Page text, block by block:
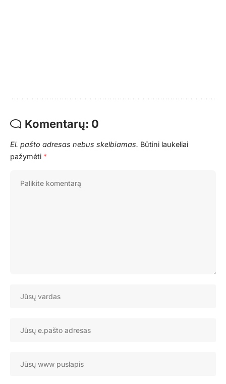
Komentarų: 0
El. pašto adresas nebus skelbiamas. Būtini laukeliai
pažymėti *